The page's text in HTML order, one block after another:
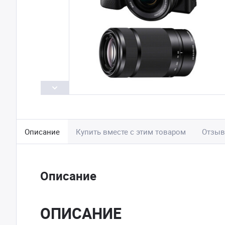
Описание Купить вместе с этим товаром
Описание
ОПИСАНИЕ